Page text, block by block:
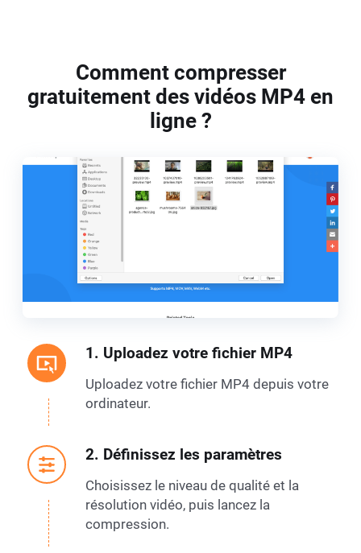
Comment compresser
gratuitement des vidéos MP4 en
ligne ?
1. Uploadez votre fichier MP4
Uploadez votre fichier MP4 depuis votre
ordinateur.
2. Définissez les paramètres
Choisissez le niveau de qualité et la
résolution vidéo, puis lancez la
compression.